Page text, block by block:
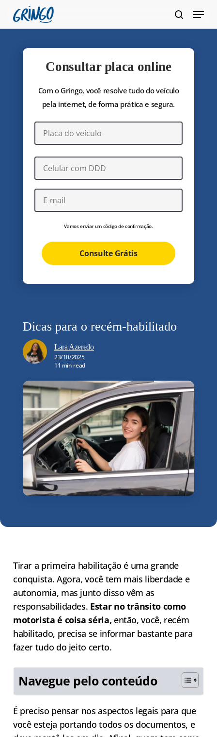
Pular
para
conteúdo
Menu
Consultar placa online
Com o Gringo, você resolve tudo do veículo
pela internet, de forma prática e segura.
Vamos enviar um código de confirmação.
Consulte Grátis
Dicas para o recém-habilitado
Lara Azeredo
23/10/2025
11 min read
Tirar a primeira habilitação é uma grande
conquista. Agora, você tem mais liberdade e
autonomia, mas junto disso vêm as
responsabilidades. Estar no trânsito como
motorista é coisa séria, então, você, recém
habilitado, precisa se informar bastante para
fazer tudo do jeito certo.
Navegue pelo conteúdo
É preciso pensar nos aspectos legais para que
você esteja portando todos os documentos, e